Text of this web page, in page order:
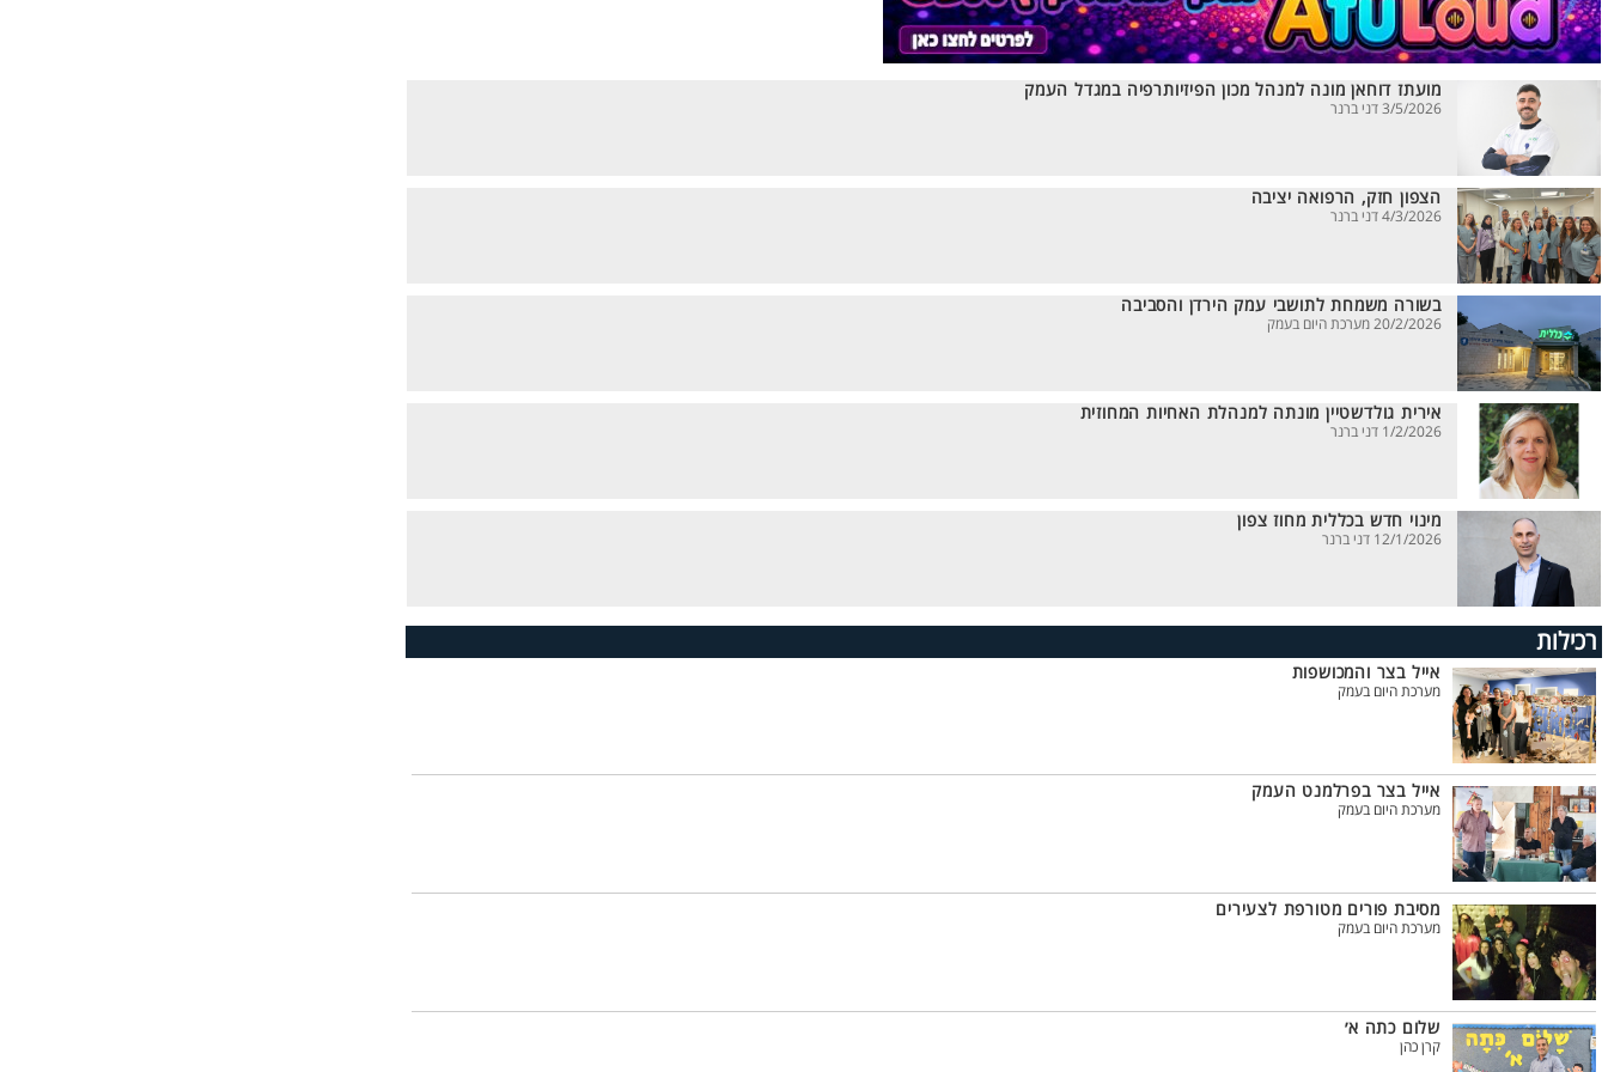
מועתז דוחאן מונה למנהל מכון הפיזיותרפיה במגדל העמק
3/5/2026 דני ברנר
הצפון חזק, הרפואה יציבה
4/3/2026 דני ברנר
בשורה משמחת לתושבי עמק הירדן והסביבה
20/2/2026 מערכת היום בעמק
אירית גולדשטיין מונתה למנהלת האחיות המחוזית
1/2/2026 דני ברנר
מינוי חדש בכללית מחוז צפון
12/1/2026 דני ברנר
רכילות
אייל בצר והמכושפות
מערכת היום בעמק
אייל בצר בפרלמנט העמק
מערכת היום בעמק
מסיבת פורים מטורפת לצעירים
מערכת היום בעמק
שלום כתה א׳
קרן כהן